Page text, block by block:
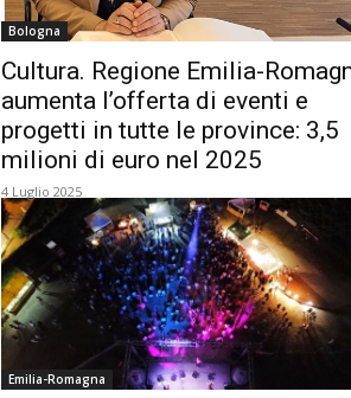
Bologna
Cultura. Regione Emilia-
aumenta l’offerta di eventi e
progetti in tutte le province: 3,5
milioni di euro nel 2025
4 Luglio 2025
Emilia-Romagna